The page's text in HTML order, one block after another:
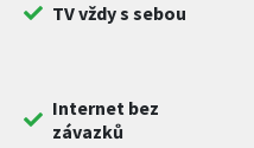
TV vždy s sebou
Internet bez
závazků